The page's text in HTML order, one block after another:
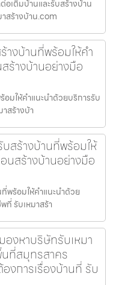
อเติมบ้านและรับสร้างบ้าน
สร้างบ้าน.com
งบ้านที่พร้อมให้คำ
ร้างบ้านอย่างมือ
มให้คำแนะนำด้วยบริการรับ
สร้างบ้า
สร้างบ้านที่พร้อมให้
นสร้างบ้านอย่างมือ
พร้อมให้คำแนะนำด้วย
ที่ รับเหมาสร้า
งหาบริษัทรับเหมา
ที่สมุทรสาคร
งการเรื่องบ้านที่ รับ